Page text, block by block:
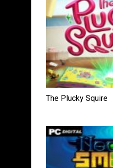
The Plucky Squire